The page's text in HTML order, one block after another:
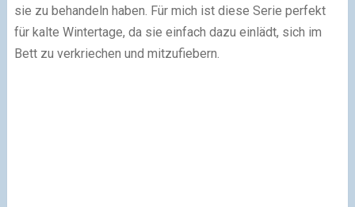
sie zu behandeln haben. Für mich ist diese Serie perfekt
für kalte Wintertage, da sie einfach dazu einlädt, sich im
Bett zu verkriechen und mitzufiebern.